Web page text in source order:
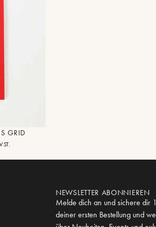
GRID
NEWSLETTER ABONNIEREN
Melde dich an und sichere dir
deiner ersten Bestellung und